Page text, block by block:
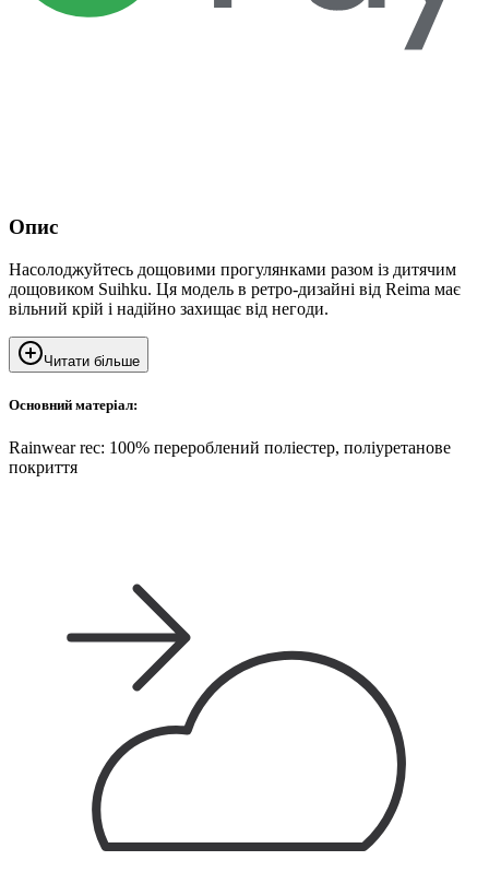
Опис
Насолоджуйтесь дощовими прогулянками разом із дитячим
дощовиком Suihku. Ця модель в ретро-дизайні від Reima має
вільний крій і надійно захищає від негоди.
Читати більше
Основний матеріал:
Rainwear rec: 100% перероблений поліестер, поліуретанове
покриття